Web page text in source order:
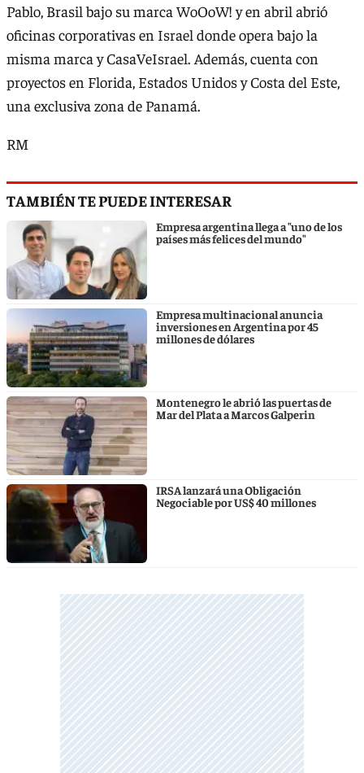
Pablo, Brasil bajo su marca WoOoW! y en abril abrió
oficinas corporativas en Israel donde opera bajo la
misma marca y CasaVeIsrael. Además, cuenta con
proyectos en Florida, Estados Unidos y Costa del Este,
una exclusiva zona de Panamá.
RM
TAMBIÉN TE PUEDE INTERESAR
Empresa argentina llega a "uno de los
países más felices del mundo"
Empresa multinacional anuncia
inversiones en Argentina por 45
millones de dólares
Montenegro le abrió las puertas de
Mar del Plata a Marcos Galperin
IRSA lanzará una Obligación
Negociable por US$ 40 millones